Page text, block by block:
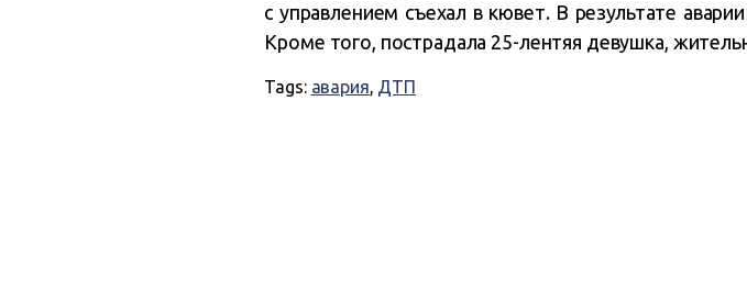
с управлением съехал в кювет. В результате
Кроме того, пострадала 25-лентяя девушка,
Tags: авария, ДТП